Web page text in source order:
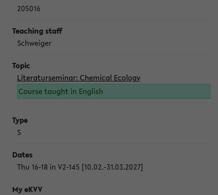
205016
Schweiger
Literaturseminar: Chemical Ecology
Course taught in English
S
Thu 16-18 in V2-145 [10.02.-31.03.2027]